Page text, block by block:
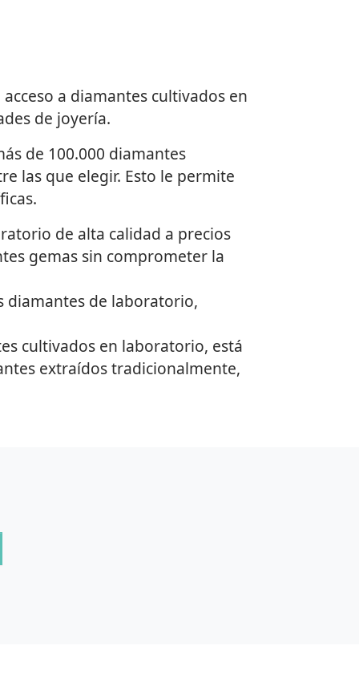
a diamantes cultivados en
de joyería.
de 100.000 diamantes
las que elegir. Esto le permite
de alta calidad a precios
gemas sin comprometer la
diamantes de laboratorio,
cultivados en laboratorio, está
extraídos tradicionalmente,